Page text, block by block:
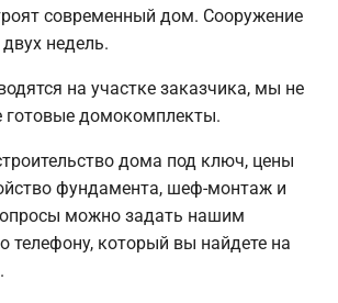
современный дом. Сооружение
недель.
на участке заказчика, мы не
готовые домокомплекты.
дома под ключ, цены
фундамента, шеф-монтаж и
можно задать нашим
телефону, который вы найдете на